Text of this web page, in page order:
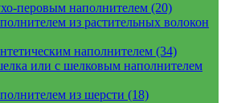
перовым наполнителем (20)
из растительных волокон
наполнителем (34)
или с шелковым наполнителем
из шерсти (18)